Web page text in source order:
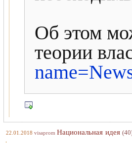
Об этом
теории
22.01.2018 visaprom Национальная идея